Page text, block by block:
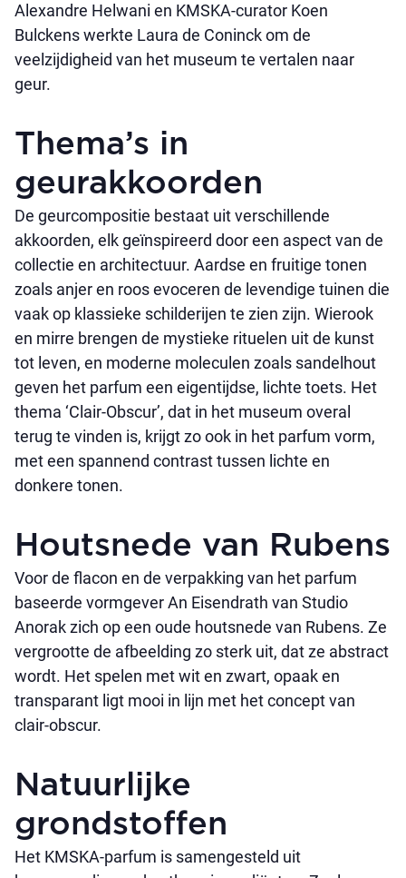
Alexandre Helwani en KMSKA-curator Koen
Bulckens werkte Laura de Coninck om de
veelzijdigheid van het museum te vertalen naar
geur.
Thema’s in
geurakkoorden
De geurcompositie bestaat uit verschillende
akkoorden, elk geïnspireerd door een aspect van de
collectie en architectuur. Aardse en fruitige tonen
zoals anjer en roos evoceren de levendige tuinen die
vaak op klassieke schilderijen te zien zijn. Wierook
en mirre brengen de mystieke rituelen uit de kunst
tot leven, en moderne moleculen zoals sandelhout
geven het parfum een eigentijdse, lichte toets. Het
thema ‘Clair-Obscur’, dat in het museum overal
terug te vinden is, krijgt zo ook in het parfum vorm,
met een spannend contrast tussen lichte en
donkere tonen.
Houtsnede van Rubens
Voor de flacon en de verpakking van het parfum
baseerde vormgever An Eisendrath van Studio
Anorak zich op een oude houtsnede van Rubens. Ze
vergrootte de afbeelding zo sterk uit, dat ze abstract
wordt. Het spelen met wit en zwart, opaak en
transparant ligt mooi in lijn met het concept van
clair-obscur.
Natuurlijke
grondstoffen
Het KMSKA-parfum is samengesteld uit